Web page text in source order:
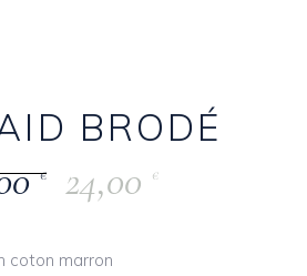
BRODÉ
€ 24,00 €
coton marron